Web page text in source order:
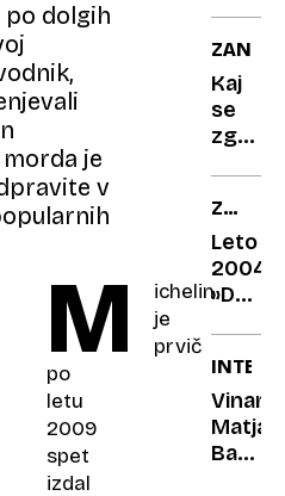
dolgih
je
v
M
ichelin
je
prvič
po
letu
2009
spet
izdal
za
20
minut
Kaj
se
zgodi
če
se
21.
Leto
2004:
»Danes
Unijo«
Vinar
Matjaž
Babič: